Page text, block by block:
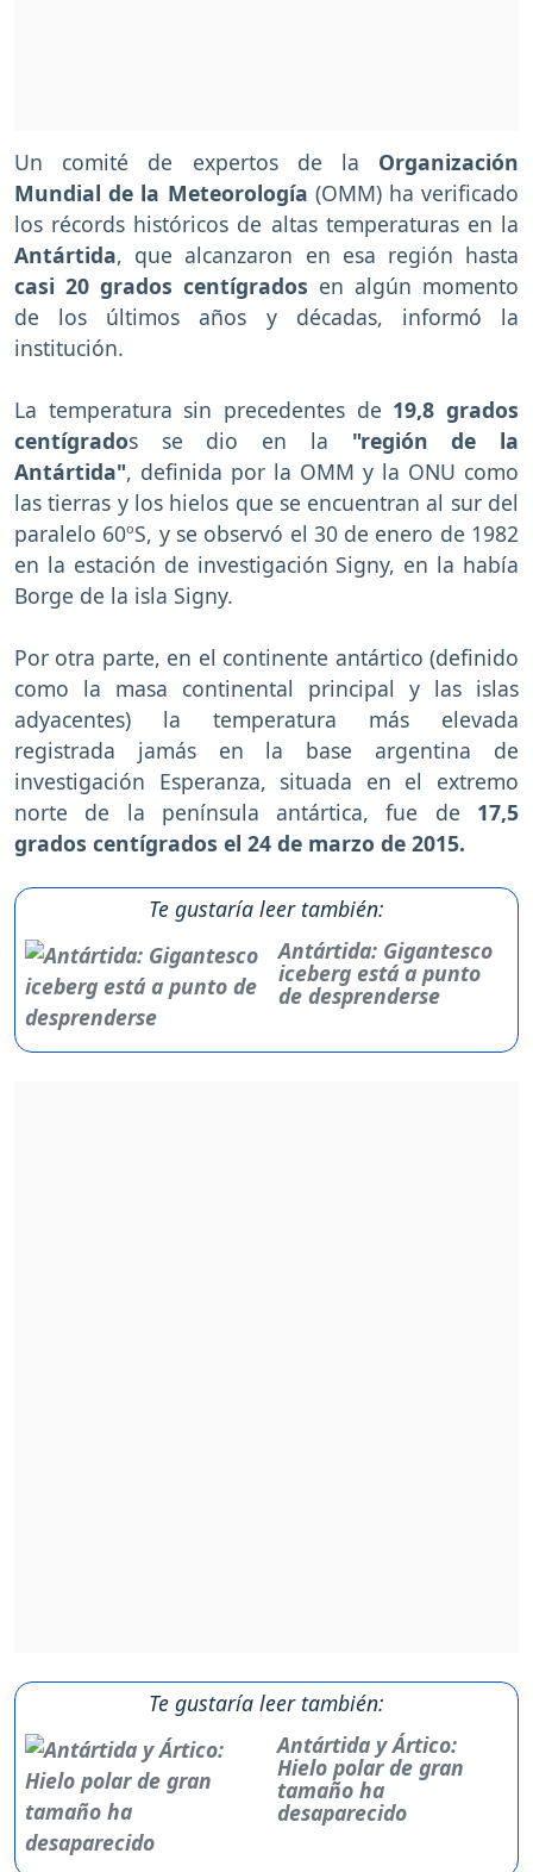
Un comité de expertos de la Organización
Mundial de la Meteorología (OMM) ha verificado
los récords históricos de altas temperaturas en la
Antártida, que alcanzaron en esa región hasta
casi 20 grados centígrados en algún momento
de los últimos años y décadas, informó la
institución.
La temperatura sin precedentes de 19,8 grados
centígrados se dio en la "región de la
Antártida", definida por la OMM y la ONU como
las tierras y los hielos que se encuentran al sur del
paralelo 60ºS, y se observó el 30 de enero de 1982
en la estación de investigación Signy, en la había
Borge de la isla Signy.
Por otra parte, en el continente antártico (definido
como la masa continental principal y las islas
adyacentes) la temperatura más elevada
registrada jamás en la base argentina de
investigación Esperanza, situada en el extremo
norte de la península antártica, fue de 17,5
grados centígrados el 24 de marzo de 2015.
Te gustaría leer también:
Antártida: Gigantesco
iceberg está a punto
de desprenderse
Te gustaría leer también:
Antártida y Ártico:
Hielo polar de gran
tamaño ha
desaparecido